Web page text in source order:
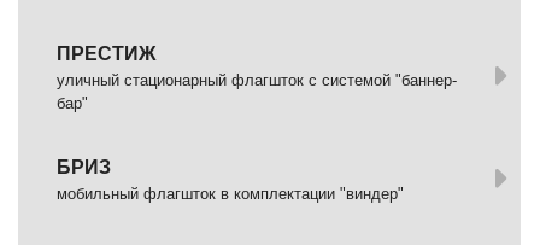
ПРЕСТИЖ
уличный стационарный флагшток с системой "баннер-
бар"
БРИЗ
мобильный флагшток в комплектации "виндер"